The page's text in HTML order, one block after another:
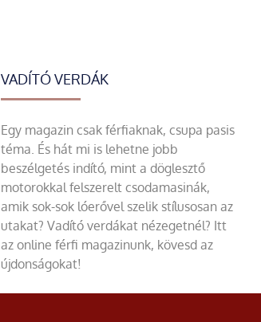
VADÍTÓ VERDÁK
Egy magazin csak férfiaknak, csupa pasis
téma. És hát mi is lehetne jobb
beszélgetés indító, mint a döglesztő
motorokkal felszerelt csodamasinák,
amik sok-sok lóerővel szelik stílusosan az
utakat? Vadító verdákat nézegetnél? Itt
az online férfi magazinunk, kövesd az
újdonságokat!